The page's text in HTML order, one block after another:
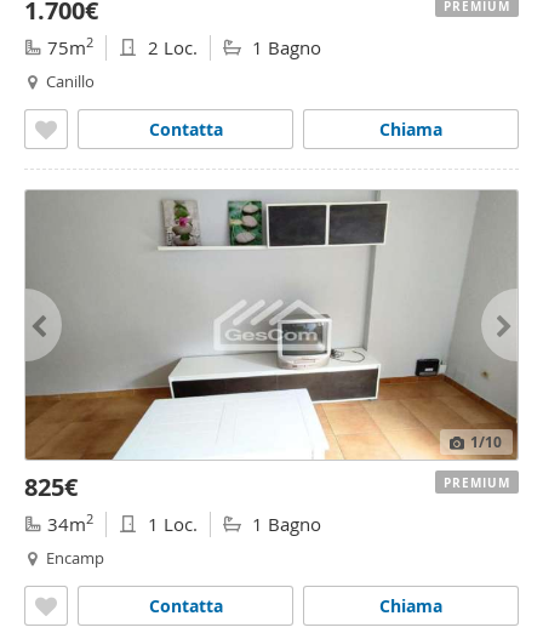
1.700€
75m2 2 Loc. 1 Bagno
Canillo
Chiama
Contatta
PREMIUM
1/10
825€
34m2 1 Loc. 1 Bagno
Encamp
Chiama
Contatta
PREMIUM